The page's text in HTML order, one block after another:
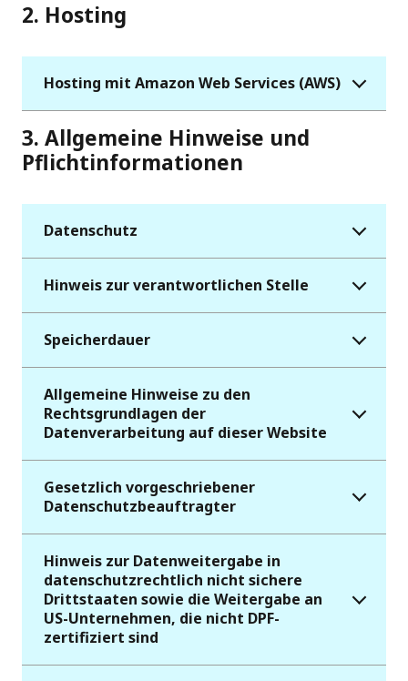
2. Hosting
Hosting mit Amazon Web Services (AWS)
3. Allgemeine Hinweise und
Pflichtinformationen
Datenschutz
Hinweis zur verantwortlichen Stelle
Speicherdauer
Allgemeine Hinweise zu den
Rechtsgrundlagen der
Datenverarbeitung auf dieser Website
Gesetzlich vorgeschriebener
Datenschutzbeauftragter
Hinweis zur Datenweitergabe in
datenschutzrechtlich nicht sichere
Drittstaaten sowie die Weitergabe an
US-Unternehmen, die nicht DPF-
zertifiziert sind